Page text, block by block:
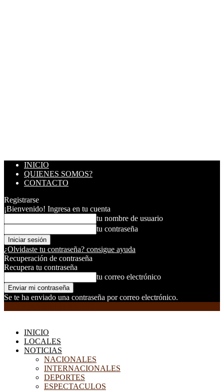
INICIO
QUIENES SOMOS?
CONTACTO
Registrarse
¡Bienvenido! Ingresa en tu cuenta
tu nombre de usuario
tu contraseña
¿Olvidaste tu contraseña? consigue ayuda
Recuperación de contraseña
Recupera tu contraseña
tu correo electrónico
Se te ha enviado una contraseña por correo electrónico.
INICIO
LOCALES
NOTICIAS
NACIONALES
INTERNACIONALES
DEPORTES
ESPECTACULOS